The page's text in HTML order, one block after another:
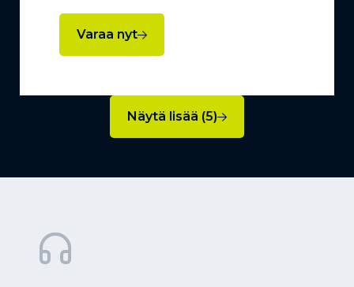
Varaa nyt
Näytä lisää (5)